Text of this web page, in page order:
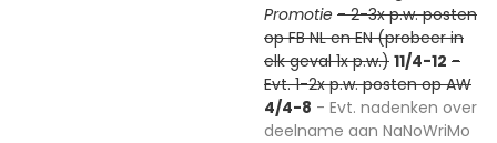
Promotie - 2-3x p.w. posten
op FB NL en EN (probeer in
elk geval 1x p.w.) 11/4-12 -
Evt. 1-2x p.w. posten op AW
4/4-8 - Evt. nadenken over
deelname aan NaNoWriMo